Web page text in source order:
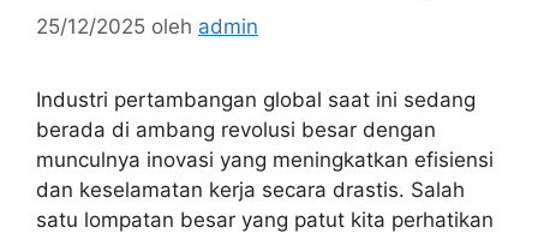
25/12/2025 oleh admin
Industri pertambangan global saat ini sedang
berada di ambang revolusi besar dengan
munculnya inovasi yang meningkatkan efisiensi
dan keselamatan kerja secara drastis. Salah
satu lompatan besar yang patut kita perhatikan